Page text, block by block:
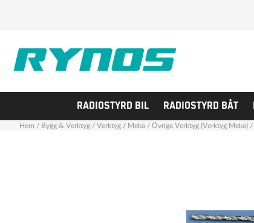
RADIOSTYRD BIL RADIOSTYRD BÅT
Hem / Bygg & Verktyg/Verktyg/ Meka/Övriga Verktyg (Verktyg Meka)/